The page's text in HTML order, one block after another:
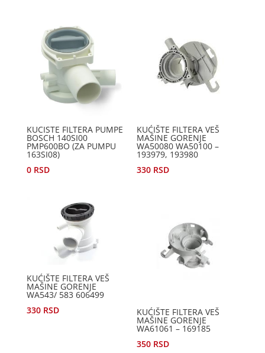
KUCISTE FILTERA PUMPE
BOSCH 140SI00
PMP600BO (ZA PUMPU
163SI08)
0 RSD
KUĆIŠTE FILTERA VEŠ
MAŠINE GORENJE
WA50080 WA50100 –
193979, 193980
330 RSD
KUĆIŠTE FILTERA VEŠ
MAŠINE GORENJE
WA543/ 583 606499
330 RSD KUĆIŠTE FILTERA VEŠ
MAŠINE GORENJE
WA61061 – 169185
350 RSD